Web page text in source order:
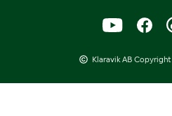
Klaravik AB Copyright